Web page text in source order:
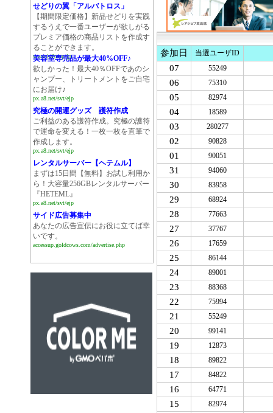
せどりの翼「アルバトロス」
【期間限定価格】新品せどりを実践
するうえで一番ユーザーが欲しがる
プレミア価格の商品リストを作成す
ることができます。
www.infotop.jp
美容室専売品が最大40%OFF♪
欲しかった！最大40％OFFであのシ
ャンプー、トリートメントをご自宅
にお届け♪
px.a8.net/svt/ejp
究極の開運グッズ 護符作成
ご利益のある護符作成。究極の護符
で運命を変える！一枚一枚を直筆で
作成します。
px.a8.net/svt/ejp
レンタルサーバー【ヘテムル】
まずは15日間【無料】お試し利用か
ら！大容量256GBレンタルサーバー
『HETEML』
px.a8.net/svt/ejp
サイド広告募集中
あなたの広告宣伝にお役に立てば幸
いです。
accessup.goldcows.com/advertise.php
参加日 当選ユーザID
07 55249
06 75310
05 82974
04 18589
03 280277
02 90828
01 90051
31 94060
30 83958
29 68924
28 77663
27 37767
26 17659
25 86144
24 89001
23 88368
22 75994
21 55249
20 99141
19 12873
18 89822
17 84822
16 64771
15 82974